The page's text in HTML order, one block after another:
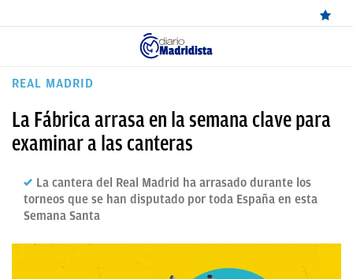
ÚLTIMAS
REAL
BALONCESTO
REAL MADRID
La Fábrica arrasa en la semana clave para
examinar a las canteras
La cantera del Real Madrid ha arrasado durante los
torneos que se han disputado por toda España en esta
Semana Santa